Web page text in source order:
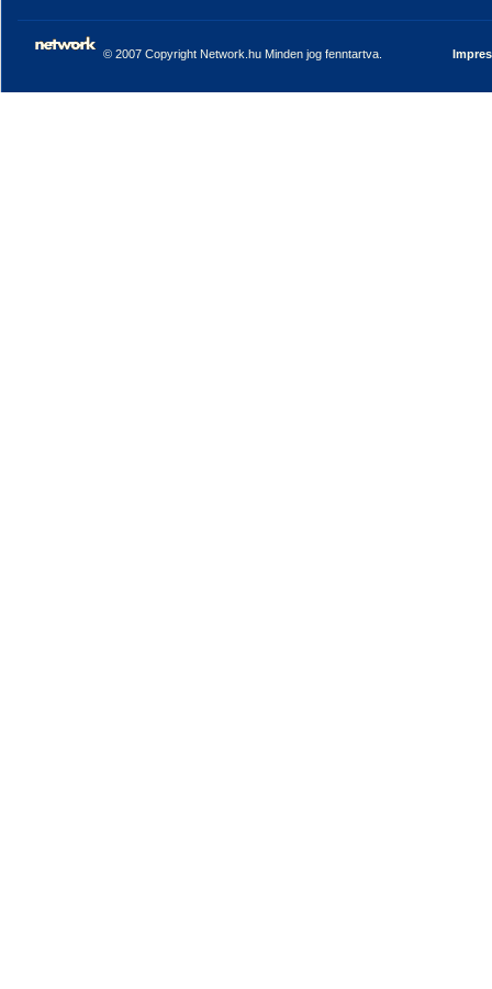
© 2007 Copyright Network.hu Minden jog fenntartva.